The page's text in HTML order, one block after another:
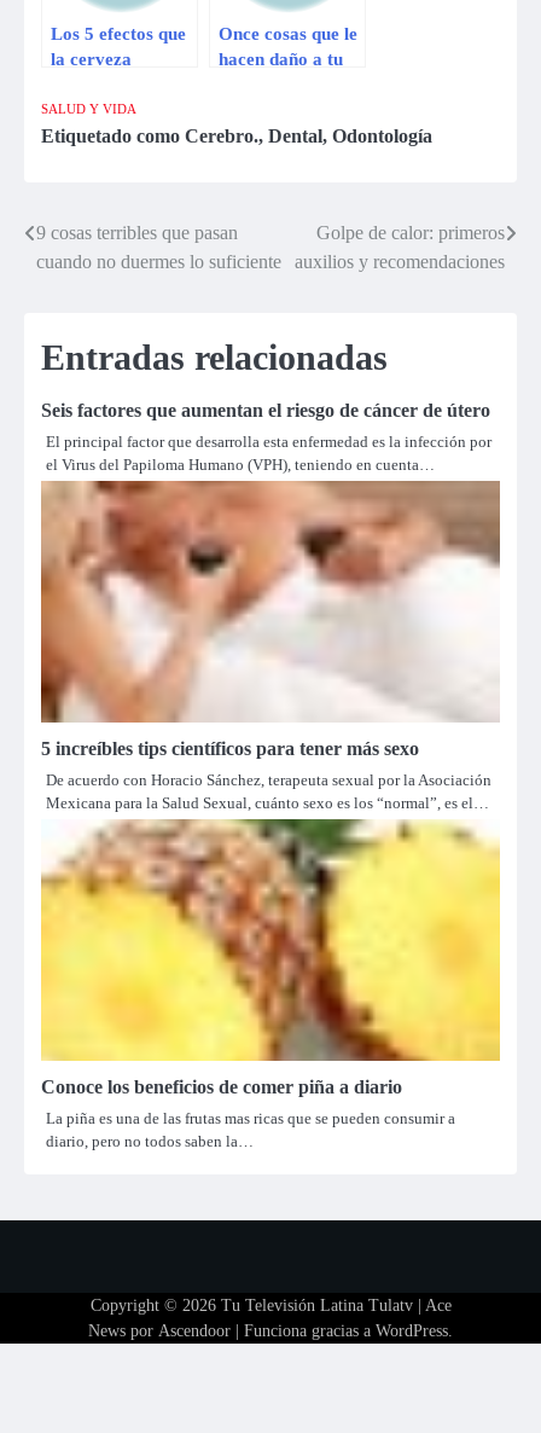
Los 5 efectos que
la cerveza
cerebro
Once cosas que le
hacen daño a tu
SALUD Y VIDA
Etiquetado como Cerebro., Dental, Odontología
Navegación
9 cosas terribles que pasan
cuando no duermes lo suficiente
Golpe de calor: primeros
auxilios y recomendaciones
Entradas relacionadas
Seis factores que aumentan el riesgo de cáncer de útero
El principal factor que desarrolla esta enfermedad es la infección por
el Virus del Papiloma Humano (VPH), teniendo en cuenta…
5 increíbles tips científicos para tener más sexo
De acuerdo con Horacio Sánchez, terapeuta sexual por la Asociación
Mexicana para la Salud Sexual, cuánto sexo es los “normal”, es el…
Conoce los beneficios de comer piña a diario
La piña es una de las frutas mas ricas que se pueden consumir a
diario, pero no todos saben la…
Copyright © 2026 Tu Televisión Latina Tulatv| Ace
News por Ascendoor | Funciona gracias a WordPress